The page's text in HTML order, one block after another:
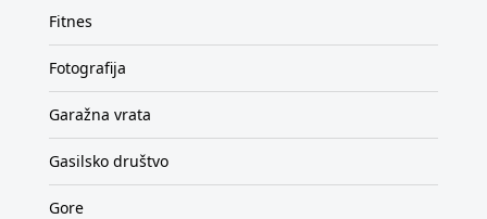
Fitnes
Fotografija
Garažna vrata
Gasilsko društvo
Gore